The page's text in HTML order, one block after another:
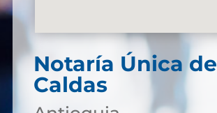
Notaría Única de
Caldas